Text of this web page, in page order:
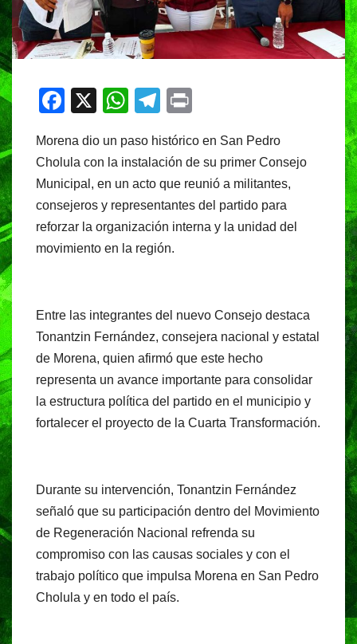
F
c
e
b
o
o
X
W
at
s
A
p
p
T
e
gr
a
m
t
Morena dio un paso histórico en San Pedro
Cholula con la instalación de su primer Consejo
Municipal, en un acto que reunió a militantes,
consejeros y representantes del partido para
reforzar la organización interna y la unidad del
movimiento en la región.
Entre las integrantes del nuevo Consejo destaca
Tonantzin Fernández, consejera nacional y estatal
de Morena, quien afirmó que este hecho
representa un avance importante para consolidar
la estructura política del partido en el municipio y
fortalecer el proyecto de la Cuarta Transformación.
Durante su intervención, Tonantzin Fernández
señaló que su participación dentro del Movimiento
de Regeneración Nacional refrenda su
compromiso con las causas sociales y con el
trabajo político que impulsa Morena en San Pedro
Cholula y en todo el país.